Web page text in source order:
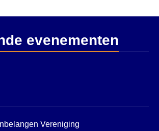
evenementen
Vereniging